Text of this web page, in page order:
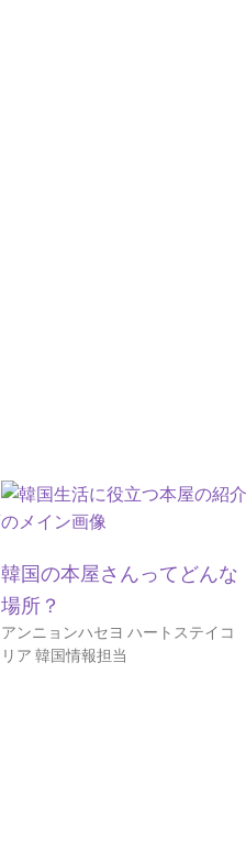
韓国の本屋さんってどんな
場所？
アンニョンハセヨ ハートステイコ
リア 韓国情報担当